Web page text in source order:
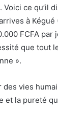
ce qu’il
à Kégué
FCFA par
que tout
».
vies
et la pureté